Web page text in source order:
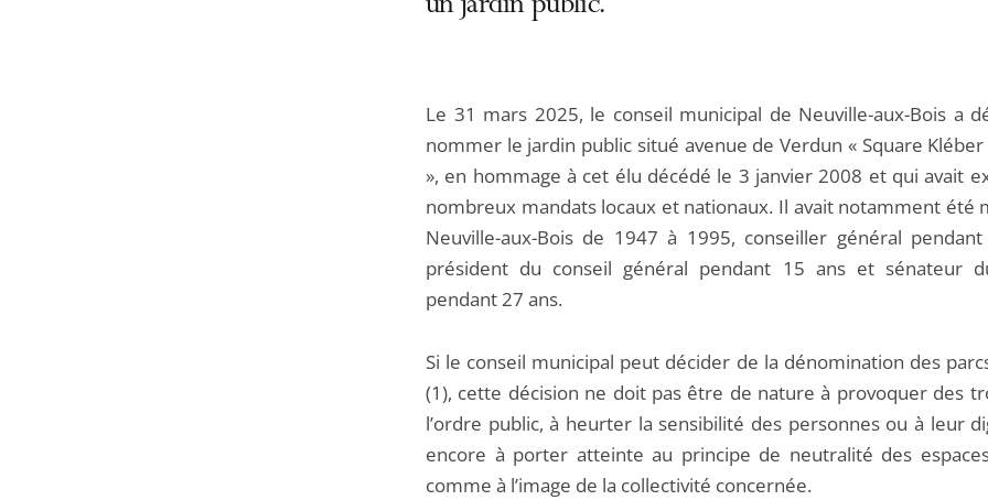
un jardin public.
Le 31 mars 2025, le conseil municipal de Neuville-aux-Bois a
nommer le jardin public situé avenue de Verdun « Square
», en hommage à cet élu décédé le 3 janvier 2008 et qui avait
nombreux mandats locaux et nationaux. Il avait notamment été
Neuville-aux-Bois de 1947 à 1995, conseiller général
président du conseil général pendant 15 ans et sénateur
pendant 27 ans.
Si le conseil municipal peut décider de la dénomination des
(1), cette décision ne doit pas être de nature à provoquer des
l’ordre public, à heurter la sensibilité des personnes ou à leur
encore à porter atteinte au principe de neutralité des
comme à l’image de la collectivité concernée.